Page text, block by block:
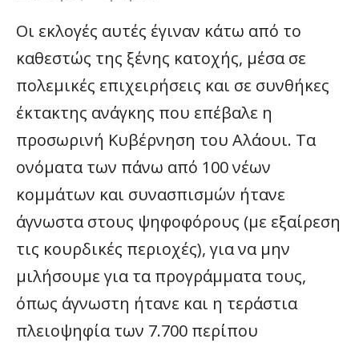
Οι εκλογές αυτές έγιναν κάτω από το
καθεστώς της ξένης κατοχής, μέσα σε
πολεμικές επιχειρήσεις και σε συνθήκες
έκτακτης ανάγκης που επέβαλε η
προσωρινή Κυβέρνηση του Αλάουι. Τα
ονόματα των πάνω από 100 νέων
κομμάτων και συνασπισμών ήτανε
άγνωστα στους ψηφοφόρους (με εξαίρεση
τις κουρδικές περιοχές), για να μην
μιλήσουμε για τα προγράμματα τους,
όπως άγνωστη ήτανε και η τεράστια
πλειοψηφία των 7.700 περίπου